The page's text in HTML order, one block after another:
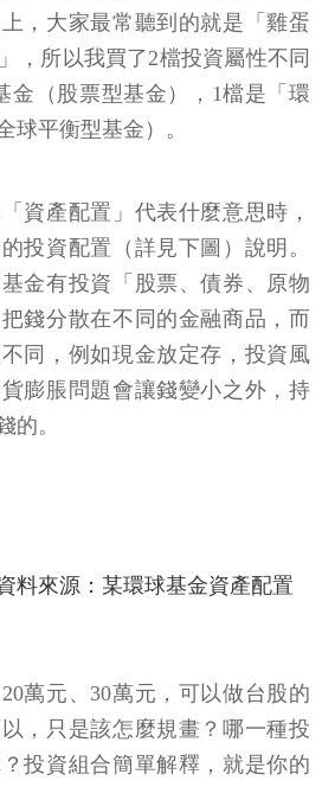
，大家最常聽到的就是「雞蛋
，所以我買了2檔投資屬性不同
金（股票型基金），1檔是「環
球平衡型基金）。
資產配置」代表什麼意思時，
投資配置（詳見下圖）說明。
金有投資「股票、債券、原物
錢分散在不同的金融商品，而
同，例如現金放定存，投資風
膨脹問題會讓錢變小之外，持
的。
來源：某環球基金資產配置
萬元、30萬元，可以做台股的
，只是該怎麼規畫？哪一種投
投資組合簡單解釋，就是你的